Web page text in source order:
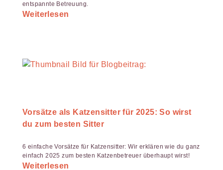
entspannte Betreuung.
Weiterlesen
Vorsätze als Katzensitter für 2025: So wirst
du zum besten Sitter
6 einfache Vorsätze für Katzensitter: Wir erklären wie du ganz
einfach 2025 zum besten Katzenbetreuer überhaupt wirst!
Weiterlesen